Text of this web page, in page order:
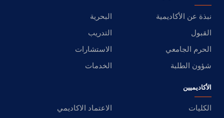
نبذة عن الأكاديمية
البحرية
القبول
التدريب
الحرم الجامعي
الاستشارات
شؤون الطلبة
الخدمات
الأكاديميين
الكليات
الاعتماد الاكاديمي